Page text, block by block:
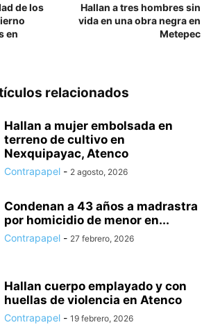
de los
en
Hallan a tres hombres sin
vida en una obra negra en
Metepec
relacionados
Hallan a mujer embolsada en
terreno de cultivo en
Nexquipayac, Atenco
Contrapapel - 2 agosto, 2026
Condenan a 43 años a madrastra
por homicidio de menor en...
Contrapapel - 27 febrero, 2026
Hallan cuerpo emplayado y con
huellas de violencia en Atenco
Contrapapel - 19 febrero, 2026